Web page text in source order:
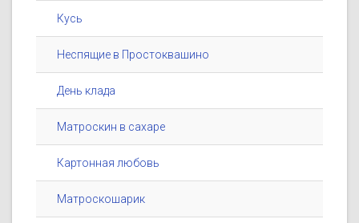
Кусь
Неспящие в Простоквашино
День клада
Матроскин в сахаре
Картонная любовь
Матроскошарик